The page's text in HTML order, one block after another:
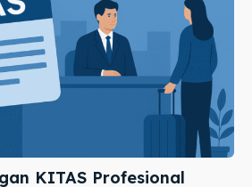
KITAS Profesional